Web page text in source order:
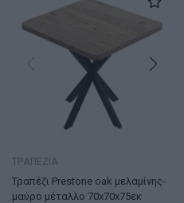
ΤΡΑΠΕΖΙΑ
Τραπέζι Prestone oak μελαμίνης-
μαύρο μέταλλο 70x70x75εκ